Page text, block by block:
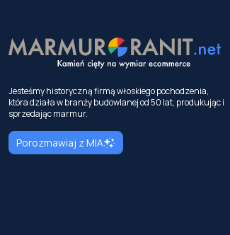
Jesteśmy historyczną firmą włoskiego pochodzenia,
która działa w branży budowlanej od 50 lat, produkując i
sprzedając marmur.
Porozmawiaj z MIA